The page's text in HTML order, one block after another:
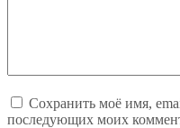
Сохранить моё имя,
последующих моих